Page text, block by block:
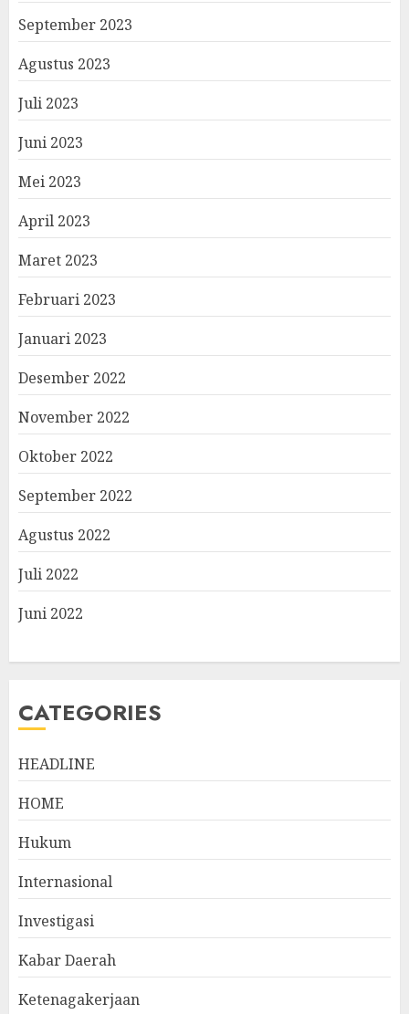
September 2023
Agustus 2023
Juli 2023
Juni 2023
Mei 2023
April 2023
Maret 2023
Februari 2023
Januari 2023
Desember 2022
November 2022
Oktober 2022
September 2022
Agustus 2022
Juli 2022
Juni 2022
CATEGORIES
HEADLINE
HOME
Hukum
Internasional
Investigasi
Kabar Daerah
Ketenagakerjaan